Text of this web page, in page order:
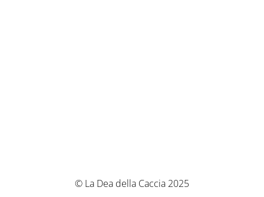
© La Dea della Caccia 2025